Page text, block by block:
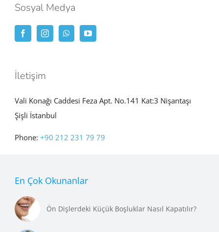
Sosyal Medya
İletişim
Vali Konağı Caddesi Feza Apt. No.141 Kat:3 Nişantaşı
Şişli İstanbul
Phone: +90 212 231 79 79
En Çok Okunanlar
Ön Dişlerdeki Küçük Boşluklar Nasıl Kapatılır?